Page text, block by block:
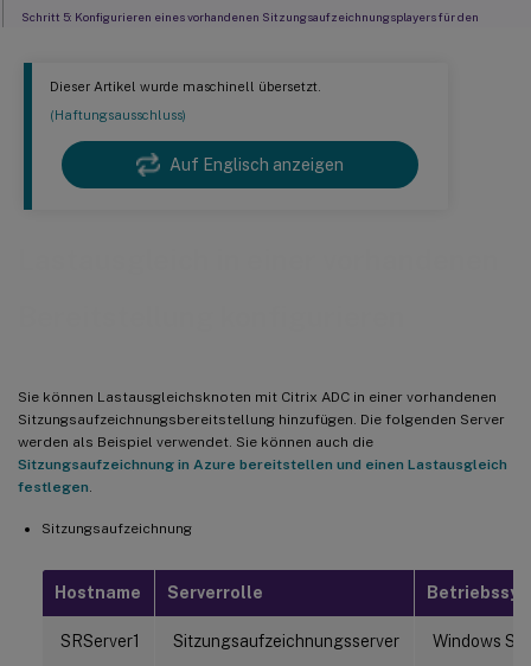
Dieser Artikel wurde maschinell übersetzt.
(Haftungsausschluss)
Auf Englisch anzeigen
Sie können Lastausgleichsknoten mit Citrix ADC in einer vorhandenen
Sitzungsaufzeichnungsbereitstellung hinzufügen. Die folgenden Server
werden als Beispiel verwendet. Sie können auch die
Sitzungsaufzeichnung in Azure bereitstellen und einen Lastausgleich
festlegen
Sitzungsaufzeichnung
Hostname Serverrolle
SRServer1 Sitzungsaufzeichnungsserver Windows
Schritt 5: Konfigurieren eines vorhandenen Sitzungsaufzeichnungsplayers für den
Schritt 6: Funktionskontrolle des Lastausgleichs für den konfigurierten vorhandenen
Sitzungsaufzeichnungsserver
Schritt 7: Hinzufügen weiterer Sitzungsaufzeichnungsserver
Problembehandlung